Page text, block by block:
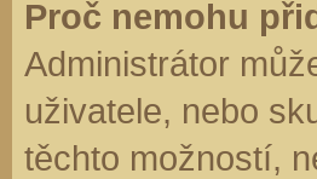
Proč nemohu
Administrátor
uživatele, nebo
těchto možností,